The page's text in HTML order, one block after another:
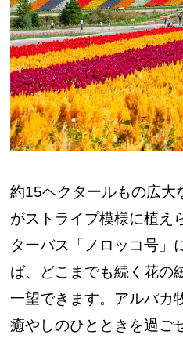
約15ヘクタールもの広大
がストライプ模様に植え
ターバス「ノロッコ号」
ば、どこまでも続く花の
一望できます。アルパカ
癒やしのひとときを過ご